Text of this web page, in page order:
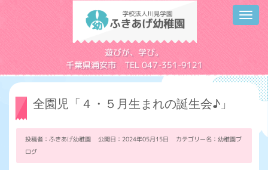
遊びが、学び。
千葉県浦安市 TEL 047-351-9121
全園児「４・５月生まれの誕生会♪」
投稿者：ふきあげ幼稚園 公開日：2024年05月15日 カテゴリー名： 幼稚園ブ
ログ